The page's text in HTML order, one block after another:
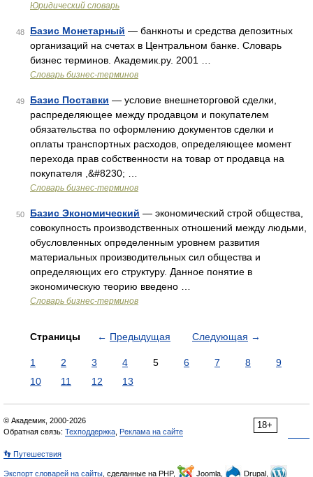
Юридический словарь
48 Базис Монетарный — банкноты и средства депозитных
организаций на счетах в Центральном банке. Словарь
бизнес терминов. Академик.ру. 2001 …
Словарь бизнес-терминов
49 Базис Поставки — условие внешнеторговой сделки,
распределяющее между продавцом и покупателем
обязательства по оформлению документов сделки и
оплаты транспортных расходов, определяющее момент
перехода прав собственности на товар от продавца на
покупателя ,&#8230; …
Словарь бизнес-терминов
50 Базис Экономический — экономический строй общества,
совокупность производственных отношений между людьми,
обусловленных определенным уровнем развития
материальных производительных сил общества и
определяющих его структуру. Данное понятие в
экономическую теорию введено …
Словарь бизнес-терминов
Страницы ← Предыдущая Следующая →
1 2 3 4 5 6 7 8
9
10
11 12 13
18+
© Академик, 2000-2026
Обратная связь: Техподдержка Реклама на сайте
👣 Путешествия
Экспорт словарей на сайты , сделанные на PHP, Joomla, Drupal,